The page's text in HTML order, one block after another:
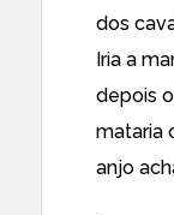
dos
Iria a
depois
mataria
anjo